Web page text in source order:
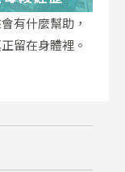
有什麼幫助，
留在身體裡。